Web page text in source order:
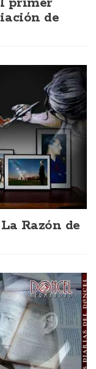
de
Razón de